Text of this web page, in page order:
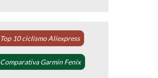
Top 10 ciclismo Aliexpress
Comparativa Garmin Fenix